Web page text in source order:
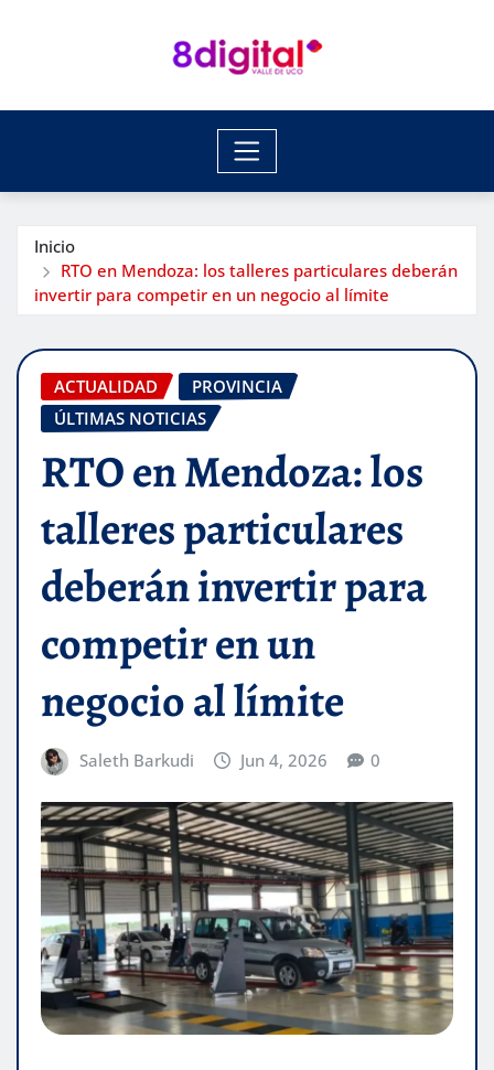
Inicio
RTO en Mendoza: los talleres particulares deberán
invertir para competir en un negocio al límite
ACTUALIDAD
PROVINCIA
ÚLTIMAS NOTICIAS
RTO en Mendoza: los
talleres particulares
deberán invertir para
competir en un
negocio al límite
Saleth Barkudi Jun 4, 2026 0